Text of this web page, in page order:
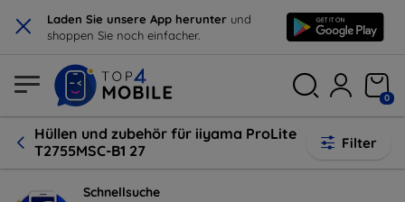
× Laden Sie unsere App herunter und
shoppen Sie noch einfacher.
0
Hüllen und zubehör für iiyama ProLite
T2755MSC-B1 27
Filter
Schnellsuche